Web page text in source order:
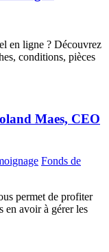
en ligne ? Découvrez
conditions, pièces
Maes, CEO
Fonds de
permet de profiter
en avoir à gérer les